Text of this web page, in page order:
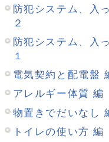
家づくり三大事件 編
キッチン 編
クローゼット 編